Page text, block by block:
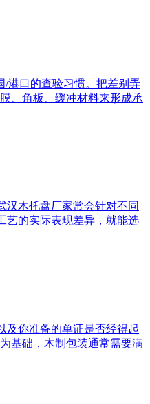
/港口的查验习惯。把差别弄
、角板、缓冲材料来形成承
汉木托盘厂家常会针对不同
艺的实际表现差异，就能选
及你准备的单证是否经得起
基础，木制包装通常需要满